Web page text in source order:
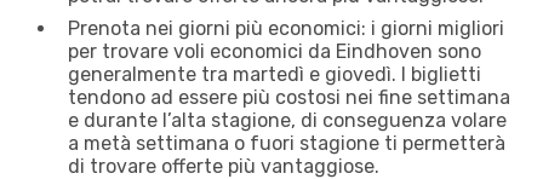
Prenota nei giorni più economici: i giorni migliori
per trovare voli economici da Eindhoven sono
generalmente tra martedì e giovedì. I biglietti
tendono ad essere più costosi nei fine settimana
e durante l’alta stagione, di conseguenza volare
a metà settimana o fuori stagione ti permetterà
di trovare offerte più vantaggiose.